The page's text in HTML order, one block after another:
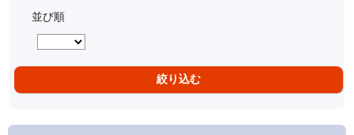
並び順